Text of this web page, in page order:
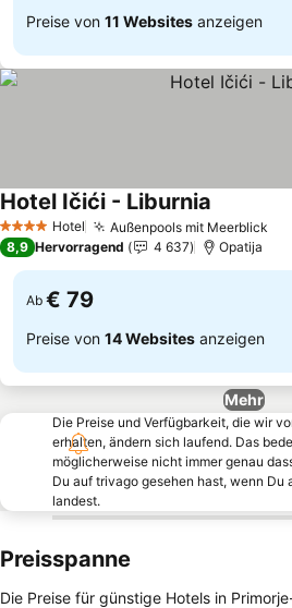
Preise von 11 Websites anzeigen
4 Sterne Hotel Außenpools mit Meerblick
Hotel Ičići - Liburnia
8,9 Hervorragend 4 637 Opatija
Ab € 79
Preise von 14 Websites anzeigen
Mehr
Die Preise und Verfügbarkeit, die wir
erhalten, ändern sich laufend. Das
möglicherweise nicht immer genau
Du auf trivago gesehen hast, wenn Du
landest.
Preisspanne
Die Preise für günstige Hotels in